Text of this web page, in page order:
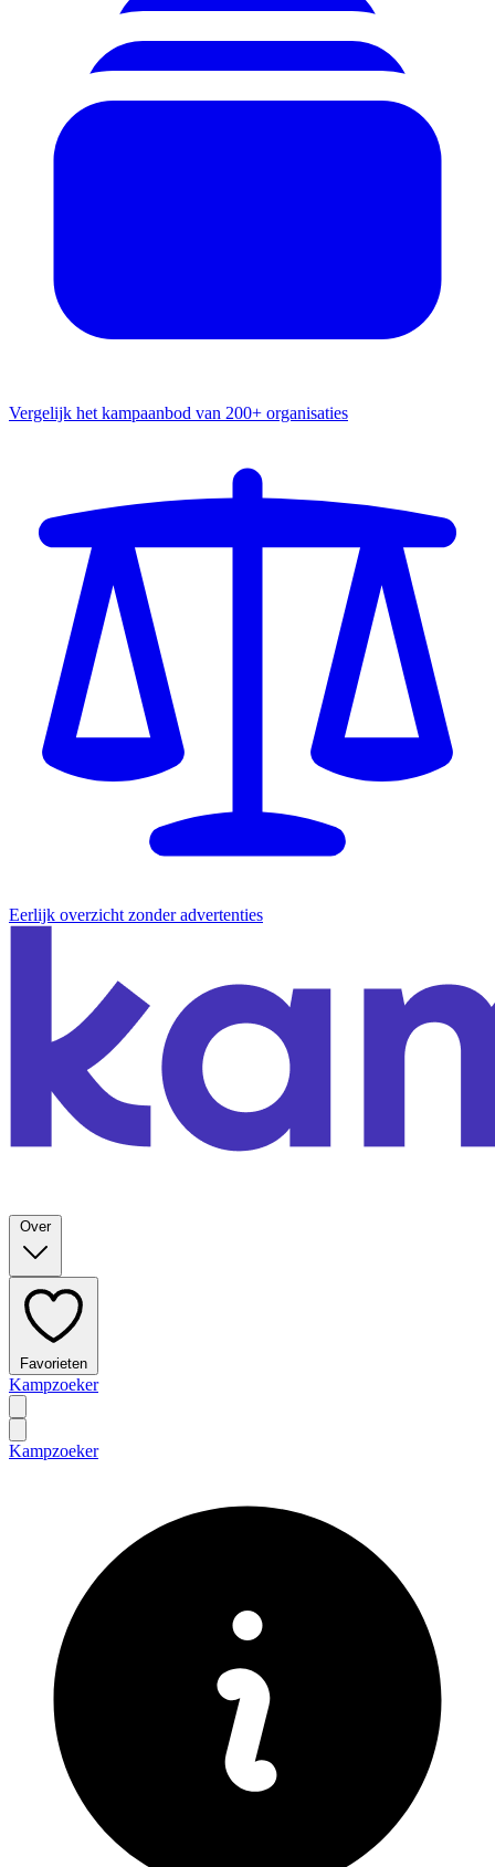
Vergelijk het kampaanbod van 200+ organisaties
Eerlijk overzicht zonder advertenties
Over
Favorieten
Kampzoeker
Kampzoeker